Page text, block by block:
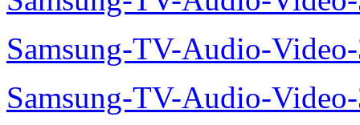
Samsung-TV-Audio-
Samsung-TV-Audio-